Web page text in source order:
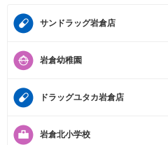
サンドラッグ岩倉店
岩倉幼稚園
ドラッグユタカ岩倉店
岩倉北小学校